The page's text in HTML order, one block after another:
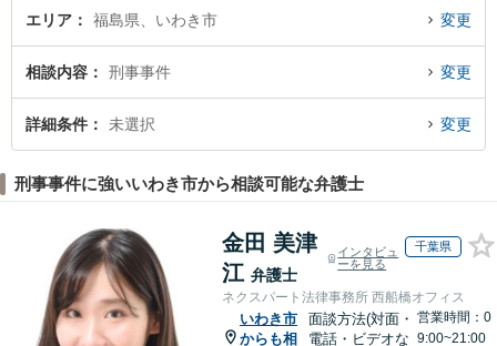
ール情報や弁護士費用、強みなどが注目されています。『いわき市で土日や夜
間に発生した刑事事件のトラブルを今すぐに弁護士に相談したい』『刑事事件
事事件を法律相談できるいわき市内の弁護士に相談予約したい』などでお困り
の相談者さんにおすすめです。
エリア 福島県、いわき市 変更
相談内容 刑事事件 変更
詳細条件 未選択 変更
刑事事件に強いいわき市から相談可能な弁護士
金田 美津
江 弁護士
インタビュ
ーを見る
千葉県
ネクスパート法律事務所 西船橋オフィス
いわき市
からも相
面談方法(対面・
電話・ビデオな
営業時間：0
9:00~21:00